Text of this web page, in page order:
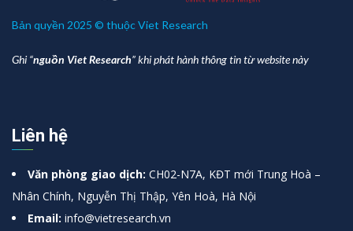
Bản quyền 2025 © thuộc Viet Research
Ghi “nguồn Viet Research” khi phát hành thông tin từ website này
Liên hệ
Văn phòng giao dịch: CH02-N7A, KĐT mới Trung Hoà –
Nhân Chính, Nguyễn Thị Thập, Yên Hoà, Hà Nội
Email: info@vietresearch.vn